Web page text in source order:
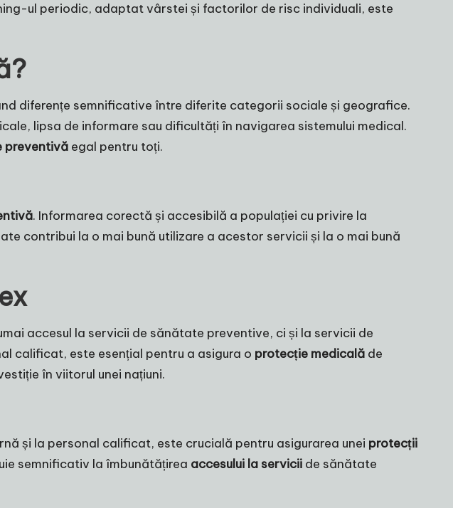
ul periodic, adaptat vârstei și factorilor de risc individuali, este
diferențe semnificative între diferite categorii sociale și geografice.
lipsa de informare sau dificultăți în navigarea sistemului medical.
preventivă egal pentru toți.
. Informarea corectă și accesibilă a populației cu privire la
contribui la o mai bună utilizare a acestor servicii și la o mai bună
accesul la servicii de sănătate preventive, ci și la servicii de
calificat, este esențial pentru a asigura o protecție medicală de
în viitorul unei națiuni.
și la personal calificat, este crucială pentru asigurarea unei protecții
semnificativ la îmbunătățirea accesului la servicii de sănătate